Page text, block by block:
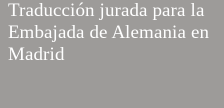
Traducción jurada para la
Embajada de Alemania en
Madrid